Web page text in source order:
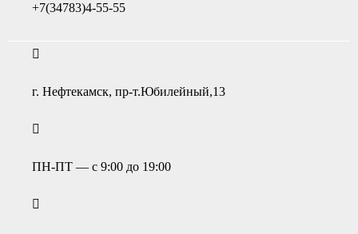
+7(34783)4-55-55
г. Нефтекамск, пр-т.Юбилейный,13
ПН-ПТ — с 9:00 до 19:00